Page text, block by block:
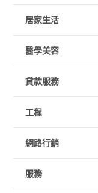
居家生活
醫學美容
貸款服務
工程
網路行銷
服務